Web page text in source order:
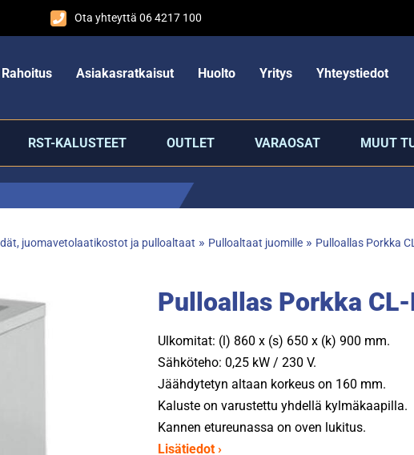
Ota yhteyttä 06 4217 100
Rahoitus Asiakasratkaisut Huolto Yritys Yhteystiedot
RST-KALUSTEET OUTLET VARAOSAT MUUT
juomavetolaatikostot ja pulloaltaat » Pulloaltaat juomille» Pulloallas Porkka
Pulloallas Porkka
Ulkomitat: (l) 860 x (s) 650 x (k) 900 mm.
Sähköteho: 0,25 kW / 230 V.
Jäähdytetyn altaan korkeus on 160 mm.
Kaluste on varustettu yhdellä kylmäkaapilla.
Kannen etureunassa on oven lukitus.
Lisätiedot ›